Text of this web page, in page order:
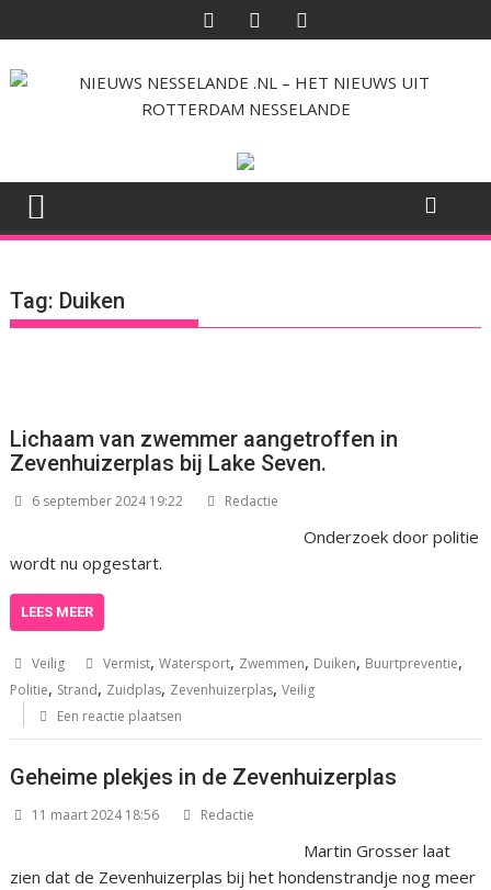
naar
de
inhoud
Tag: Duiken
Lichaam van zwemmer aangetroffen in
Zevenhuizerplas bij Lake Seven.
6 september 2024 19:22 Redactie
Onderzoek door politie
wordt nu opgestart.
LEES MEER
Veilig Vermist,Watersport, Zwemmen, Duiken, Buurtpreventie,
Politie, Strand, Zuidplas, Zevenhuizerplas,Veilig
Een reactie plaatsen
Geheime plekjes in de Zevenhuizerplas
11 maart 2024 18:56 Redactie
Martin Grosser laat
zien dat de Zevenhuizerplas bij het hondenstrandje nog meer